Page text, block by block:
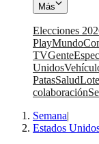
Más
Elecciones
PlayMundo
TVGente
Unidos
PatasSalud
colaboración
Semana|
Estados